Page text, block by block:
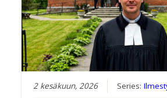
2 kesäkuun, 2026 Series: